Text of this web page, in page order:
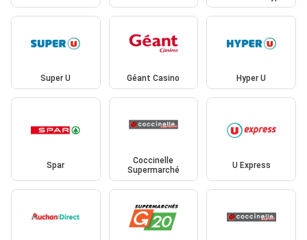
Super U Géant Casino Hyper U
Spar
Coccinelle
Supermarché
U Express